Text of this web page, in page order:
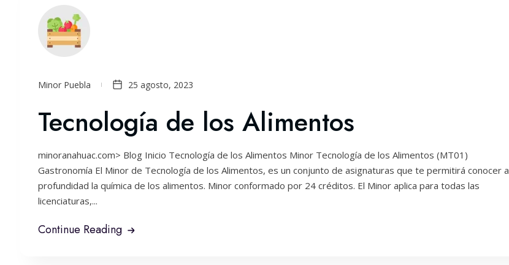
Minor Puebla 25 agosto, 2023
Tecnología de los Alimentos
minoranahuac.com> Blog Inicio Tecnología de los Alimentos Minor Tecnología de los Alimentos (MT01)
Gastronomía El Minor de Tecnología de los Alimentos, es un conjunto de asignaturas que te permitirá conocer a
profundidad la química de los alimentos. Minor conformado por 24 créditos. El Minor aplica para todas las
licenciaturas,...
Continue Reading